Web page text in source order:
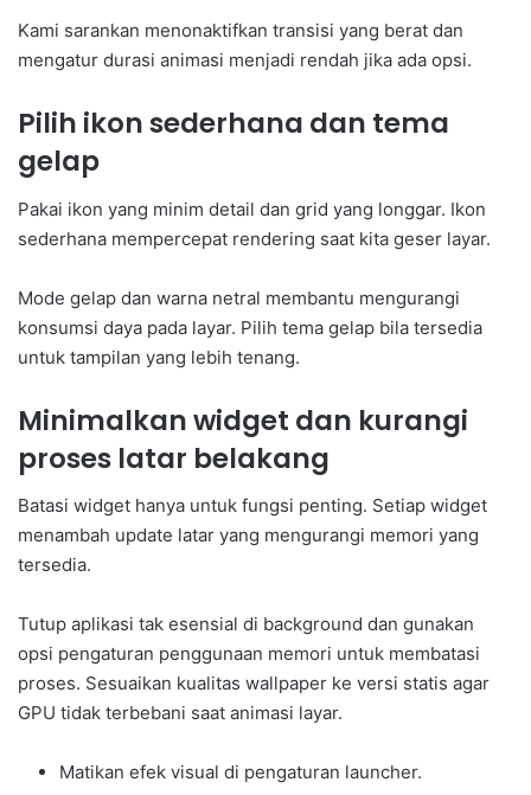
Kami sarankan menonaktifkan transisi yang berat dan
mengatur durasi animasi menjadi rendah jika ada opsi.
Pilih ikon sederhana dan tema
gelap
Pakai ikon yang minim detail dan grid yang longgar. Ikon
sederhana mempercepat rendering saat kita geser layar.
Mode gelap dan warna netral membantu mengurangi
konsumsi daya pada layar. Pilih tema gelap bila tersedia
untuk tampilan yang lebih tenang.
Minimalkan widget dan kurangi
proses latar belakang
Batasi widget hanya untuk fungsi penting. Setiap widget
menambah update latar yang mengurangi memori yang
tersedia.
Tutup aplikasi tak esensial di background dan gunakan
opsi pengaturan penggunaan memori untuk membatasi
proses. Sesuaikan kualitas wallpaper ke versi statis agar
GPU tidak terbebani saat animasi layar.
Matikan efek visual di pengaturan launcher.